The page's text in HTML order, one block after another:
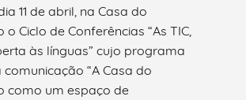
11 de abril, na Casa do
o Ciclo de Conferências “As TIC,
às línguas” cujo programa
“A Casa do
como um espaço de